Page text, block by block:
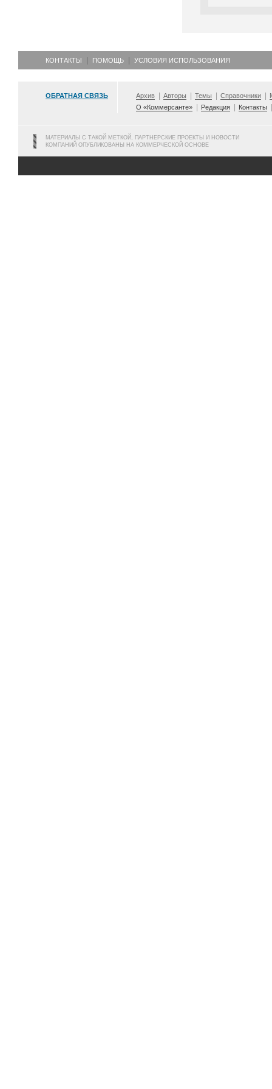
КОНТАКТЫ ПОМОЩЬ УСЛОВИЯ ИСПОЛЬЗОВАНИЯ
ОБРАТНАЯ СВЯЗЬ Архив Авторы Темы Справочники
О «Коммерсанте»
Редакция Контакты
МАТЕРИАЛЫ С ТАКОЙ МЕТКОЙ, ПАРТНЕРСКИЕ ПРОЕКТЫ И НОВОСТИ
КОМПАНИЙ ОПУБЛИКОВАНЫ НА КОММЕРЧЕСКОЙ ОСНОВЕ